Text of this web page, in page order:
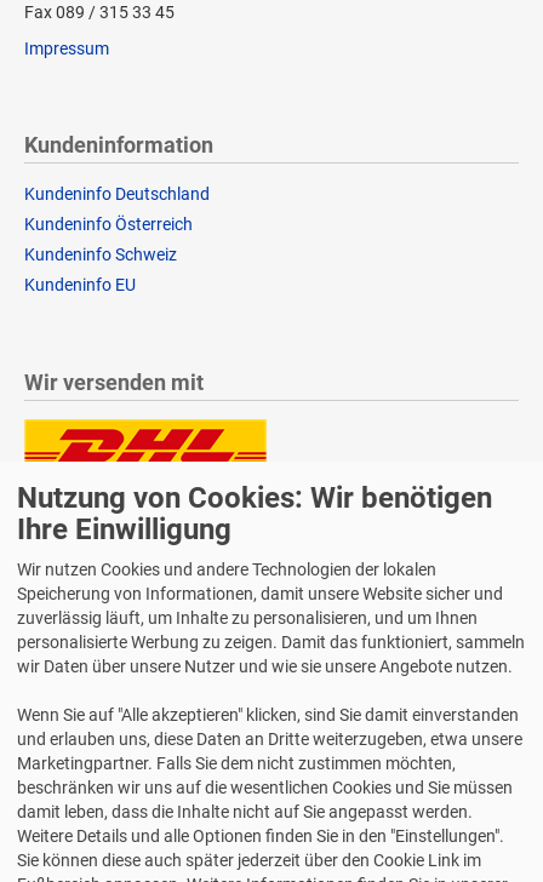
Fax 089 / 315 33 45
Impressum
Kundeninformation
Kundeninfo Deutschland
Kundeninfo Österreich
Kundeninfo Schweiz
Kundeninfo EU
Wir versenden mit
Lieferung auch an Packstationen und Postfilialen
Samstagszustellung
Bequeme Zahlung über Paypal
2 Jahre Gewährleistung
Alle Texte, Grafiken, Bilder und das Layout sind urheberrechtlich
geschützt und dürfen nicht ohne ausdrückliche, schriftliche
Erlaubnis weiterverwendet werden.
© 2026 bits&paper GmbH - Avery Zweckform Fachshop - Avery
Nutzung von Cookies: Wir benötigen
Ihre Einwilligung
Wir nutzen Cookies und andere Technologien der lokalen
Speicherung von Informationen, damit unsere Website sicher und
zuverlässig läuft, um Inhalte zu personalisieren, und um Ihnen
personalisierte Werbung zu zeigen. Damit das funktioniert, sammeln
wir Daten über unsere Nutzer und wie sie unsere Angebote nutzen.
Wenn Sie auf "Alle akzeptieren" klicken, sind Sie damit einverstanden
und erlauben uns, diese Daten an Dritte weiterzugeben, etwa unsere
Marketingpartner. Falls Sie dem nicht zustimmen möchten,
beschränken wir uns auf die wesentlichen Cookies und Sie müssen
damit leben, dass die Inhalte nicht auf Sie angepasst werden.
Weitere Details und alle Optionen finden Sie in den "Einstellungen".
Sie können diese auch später jederzeit über den Cookie Link im